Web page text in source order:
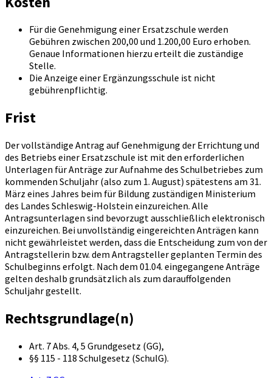
Für die Genehmigung einer Ersatzschule werden
Gebühren zwischen 200,00 und 1.200,00 Euro erhoben.
Genaue Informationen hierzu erteilt die zuständige
Stelle.
Die Anzeige einer Ergänzungsschule ist nicht
gebührenpflichtig.
Frist
Der vollständige Antrag auf Genehmigung der Errichtung und
des Betriebs einer Ersatzschule ist mit den erforderlichen
Unterlagen für Anträge zur Aufnahme des Schulbetriebes zum
kommenden Schuljahr (also zum 1. August) spätestens am 31.
März eines Jahres beim für Bildung zuständigen Ministerium
des Landes Schleswig-Holstein einzureichen. Alle
Antragsunterlagen sind bevorzugt ausschließlich elektronisch
einzureichen. Bei unvollständig eingereichten Anträgen kann
nicht gewährleistet werden, dass die Entscheidung zum von der
Antragstellerin bzw. dem Antragsteller geplanten Termin des
Schulbeginns erfolgt. Nach dem 01.04. eingegangene Anträge
gelten deshalb grundsätzlich als zum darauffolgenden
Schuljahr gestellt.
Rechtsgrundlage(n)
Art. 7 Abs. 4, 5 Grundgesetz (GG),
§§ 115 - 118 Schulgesetz (SchulG).